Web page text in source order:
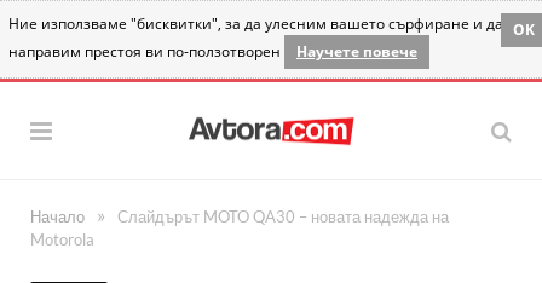
Ние използваме "бисквитки", за да улесним вашето сърфиране и да
направим престоя ви по-ползотворен
Научете повече
OK
Начало »
Слайдърът MOTO QA30 – новата надежда на
Motorola